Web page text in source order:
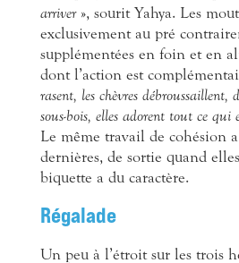
arriver», sourit Yahya. Les
exclusivement au pré
supplémentées en foin et en
dont l’action est
rasent, les chèvres débroussaillent,
sous-bois, elles adorent tout ce qui
Le même travail de cohésion
dernières, de sortie quand
biquette a du caractère.
Régalade
Un peu à l’étroit sur les trois